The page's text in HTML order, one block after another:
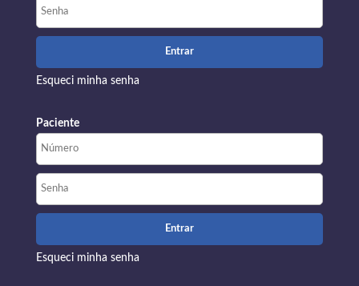
Esqueci minha senha
Paciente
Esqueci minha senha